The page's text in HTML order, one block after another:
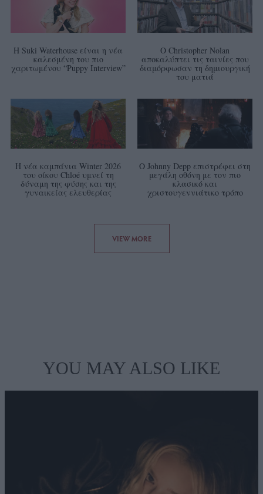
Η Suki Waterhouse είναι η νέα
καλεσμένη του πιο
χαριτωμένου “Puppy Interview”
Ο Christopher Nolan
αποκαλύπτει τις ταινίες που
διαμόρφωσαν τη δημιουργική
του ματιά
Η νέα καμπάνια Winter 2026
του οίκου Chloé υμνεί τη
δύναμη της φύσης και της
γυναικείας ελευθερίας
Ο Johnny Depp επιστρέφει στη
μεγάλη οθόνη με τον πιο
κλασικό και
χριστουγεννιάτικο τρόπο
VIEW MORE
YOU MAY ALSO LIKE